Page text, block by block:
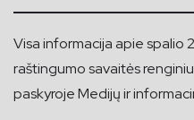
Visa informacija apie spalio
raštingumo savaitės
paskyroje Medijų ir